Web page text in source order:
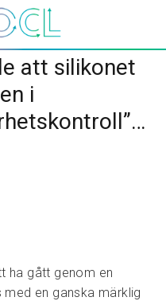
att silikonet
i
ha gått genom en
en ganska märklig